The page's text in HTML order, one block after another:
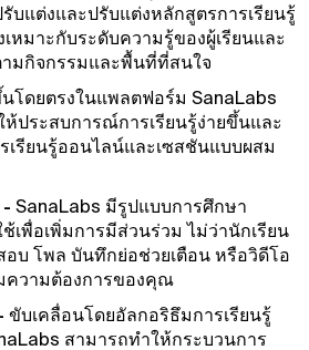
บแต่งและปรับแต่งหลักสูตรการเรียนรู้
หมาะกับระดับความรู้ของผู้เรียนและ
มกิจกรรมและพื้นที่ที่สนใจ
นโดยตรงในแพลตฟอร์ม SanaLabs
ห้ประสบการณ์การเรียนรู้ง่ายขึ้นและ
รียนรู้ออนไลน์และเซสชันแบบผสม
- SanaLabs มีรูปแบบการศึกษา
พื่อเพิ่มการมีส่วนร่วม ไม่ว่านักเรียน
บ โพล บันทึกย่อช่วยเตือน หรือวิดีโอ
วามต้องการของคุณ
ขับเคลื่อนโดยอัลกอริธึมการเรียนรู้
สามารถทําให้กระบวนการ